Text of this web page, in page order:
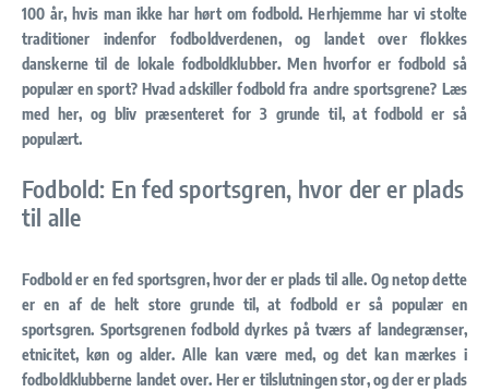
100 år, hvis man ikke har hørt om fodbold. Herhjemme har vi stolte
traditioner indenfor fodboldverdenen, og landet over flokkes
danskerne til de lokale fodboldklubber. Men hvorfor er fodbold så
populær en sport? Hvad adskiller fodbold fra andre sportsgrene? Læs
med her, og bliv præsenteret for 3 grunde til, at fodbold er så
populært.
Fodbold: En fed sportsgren, hvor der er plads
til alle
Fodbold er en fed sportsgren, hvor der er plads til alle. Og netop dette
er en af de helt store grunde til, at fodbold er så populær en
sportsgren. Sportsgrenen fodbold dyrkes på tværs af landegrænser,
etnicitet, køn og alder. Alle kan være med, og det kan mærkes i
fodboldklubberne landet over. Her er tilslutningen stor, og der er plads